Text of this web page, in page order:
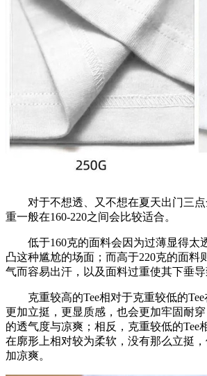
对于不想透、又不想在夏天出门三点
重一般在160-220之间会比较适合。
低于160克的面料会因为过薄显得太
凸这种尴尬的场面；而高于220克的面料
气而容易出汗，以及面料过重使其下垂导
克重较高的Tee相对于克重较低的Tee
更加立挺，更显质感，也会更加牢固耐
的透气度与凉爽；相反，克重较低的Tee
在廓形上相对较为柔软，没有那么立挺
加凉爽。